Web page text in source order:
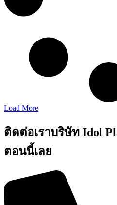
Load More
ติดต่อเราบริษัท Idol
ตอนนี้เลย